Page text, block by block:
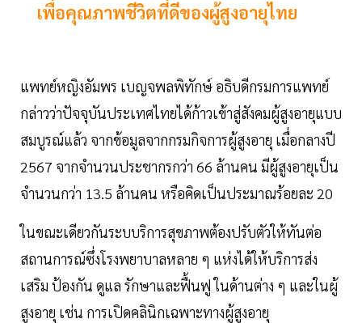
เพื่อคุณภาพชีวิตที่ดีของผู้สูงอายุไทย
แพทย์หญิงอัมพร เบญจพลพิทักษ์ อธิบดีกรมการแพทย์
กล่าวว่าปัจจุบันประเทศไทยได้ก้าวเข้าสู่สังคมผู้สูงอายุแบบ
สมบูรณ์แล้ว จากข้อมูลจากกรมกิจการผู้สูงอายุ เมื่อกลางปี
2567 จากจำนวนประชากรกว่า 66 ล้านคน มีผู้สูงอายุเป็น
จำนวนกว่า 13.5 ล้านคน หรือคิดเป็นประมาณร้อยละ 20
ในขณะเดียวกันระบบริการสุขภาพต้องปรับตัวให้ทันต่อ
สถานการณ์ซึ่งโรงพยาบาลหลาย ๆ แห่งได้ให้บริการส่ง
เสริม ป้องกัน ดูแล รักษาและฟื้นฟู ในด้านต่าง ๆ และในผู้
สูงอายุ เช่น การเปิดคลินิกเฉพาะทางผู้สูงอายุ